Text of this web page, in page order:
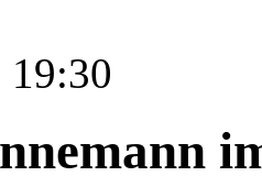
19:30